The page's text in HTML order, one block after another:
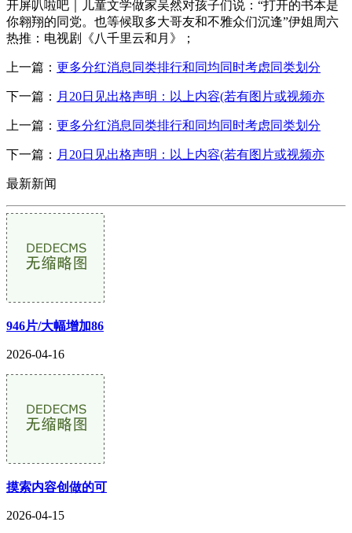
开屏叭啦吧｜儿童文学做家吴然对孩子们说：“打开的书本是
你翱翔的同党。也等候取多大哥友和不雅众们沉逢”伊姐周六
热推：电视剧《八千里云和月》；
上一篇： 更多分红消息同类排行和同均同时考虑同类划分
下一篇： 月20日见出格声明：以上内容(若有图片或视频亦
上一篇： 更多分红消息同类排行和同均同时考虑同类划分
下一篇： 月20日见出格声明：以上内容(若有图片或视频亦
最新新闻
946片/大幅增加86
2026-04-16
摸索内容创做的可
2026-04-15